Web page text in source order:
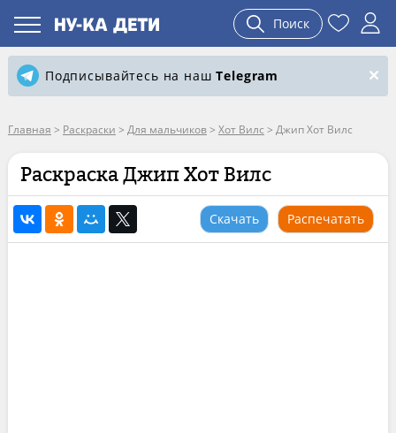
Поиск
Подписывайтесь на нашTelegram
Главная > Раскраски > Для мальчиков> Хот Вилс > Джип Хот Вилс
Раскраска Джип Хот Вилс
Скачать Распечатать